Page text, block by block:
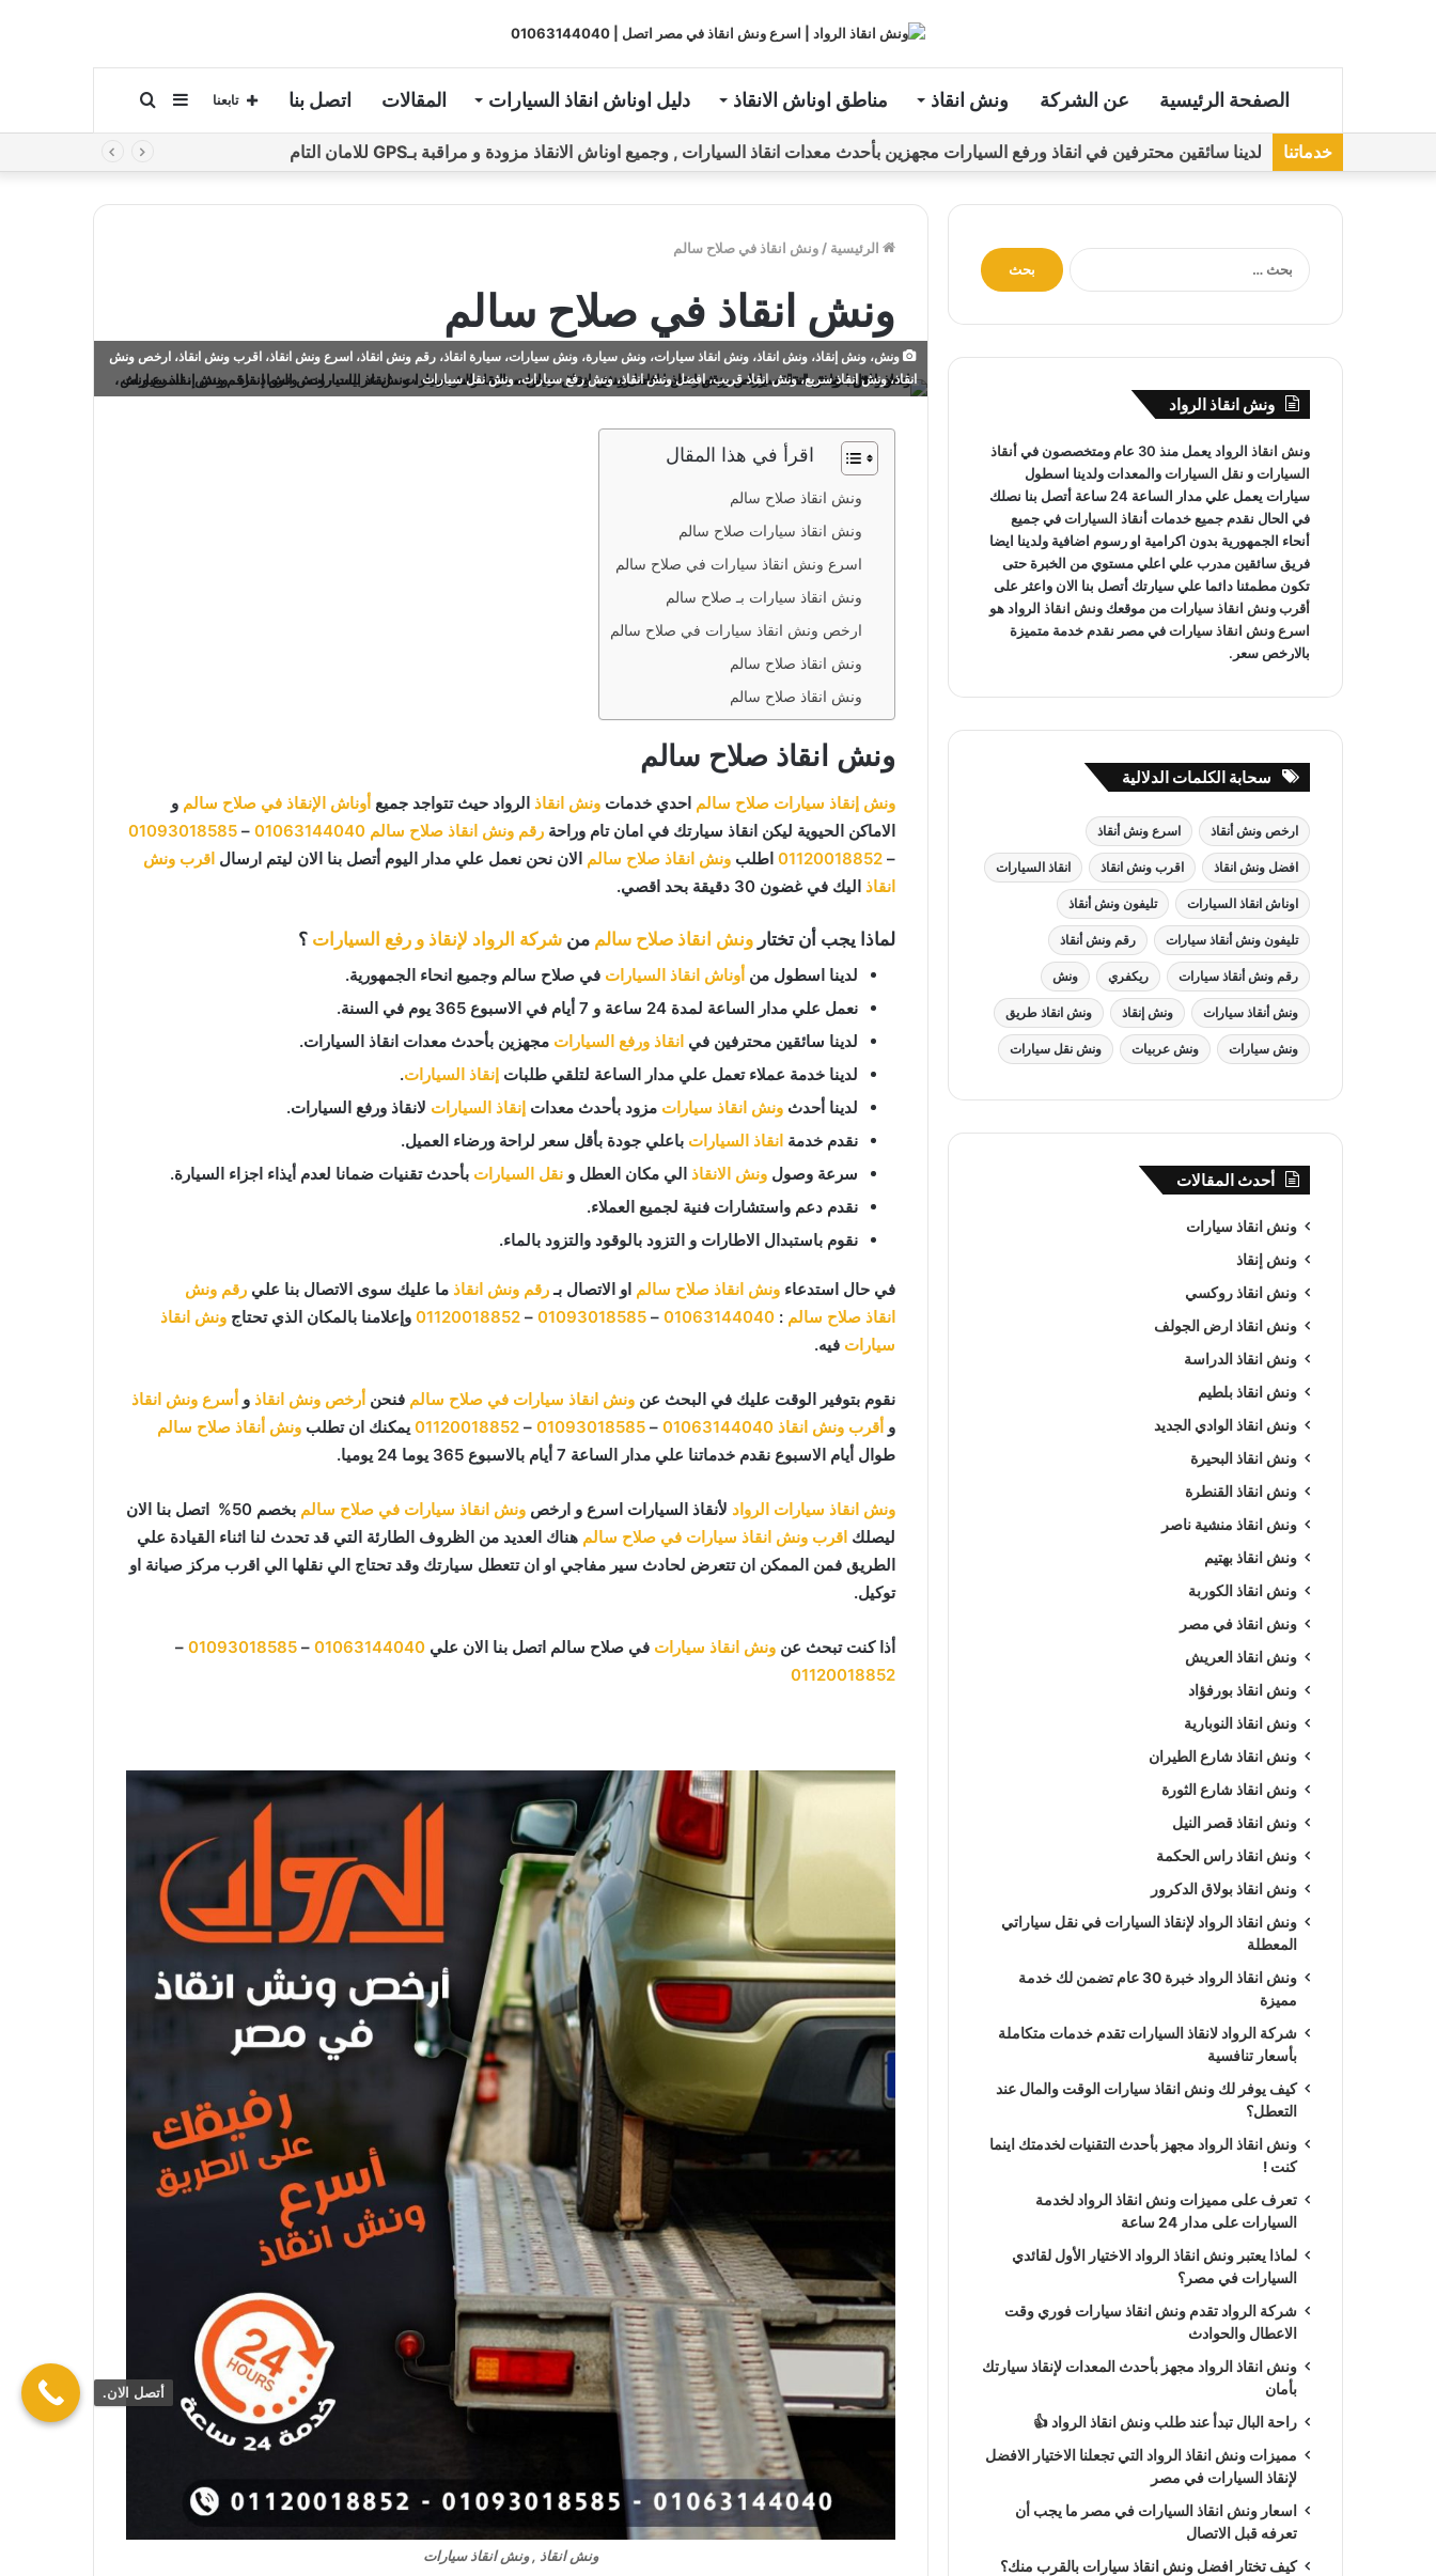
الصفحة الرئيسية عن الشركة ونش انقاذ مناطق اوناش الانقاذ دليل اوناش انقاذ السيارات المقالات اتصل بنا إضافة تابعنا
خدماتنا لدينا سائقين محترفين في انقاذ ورفع السيارات مجهزين بأحدث معدات انقاذ السيارات , وجميع اوناش الانقاذ مزودة و مراقبة بـGPS للامان التام
الرئيسية / ونش انقاذ في صلاح سالم
ونش انقاذ في صلاح سالم
ونش، ونش إنقاذ، ونش انقاذ، ونش انقاذ سيارات، ونش سيارة، ونش سيارات، سيارة انقاذ، رقم ونش انقاذ، اسرع ونش انقاذ، اقرب ونش انقاذ، ارخص ونش
انقاذ، ونش انقاذ سريع، ونش انقاذ قريب، افضل ونش انقاذ، ونش رفع سيارات، ونش نقل سيارات
اقرأ في هذا المقال
ونش انقاذ صلاح سالم
ونش انقاذ سيارات صلاح سالم
اسرع ونش انقاذ سيارات في صلاح سالم
ونش انقاذ سيارات بـ صلاح سالم
ارخص ونش انقاذ سيارات في صلاح سالم
ونش انقاذ صلاح سالم
ونش انقاذ صلاح سالم
ونش انقاذ صلاح سالم
ونش إنقاذ سيارات صلاح سالم احدي خدمات ونش انقاذ الرواد حيث تتواجد جميع أوناش الإنقاذ في صلاح سالم و
الاماكن الحيوية ليكن انقاذ سيارتك في امان تام وراحة رقم ونش انقاذ صلاح سالم 01063144040
–
01093018585
–
01120018852 اطلب ونش انقاذ صلاح سالم الان نحن نعمل علي مدار اليوم أتصل بنا الان ليتم ارسال اقرب ونش
انقاذ اليك في غضون 30 دقيقة بحد اقصي.
لماذا يجب أن تختار ونش انقاذ صلاح سالم من شركة الرواد لإنقاذ و رفع السيارات ؟
لدينا اسطول من أوناش انقاذ السيارات في صلاح سالم وجميع انحاء الجمهورية.
نعمل علي مدار الساعة لمدة 24 ساعة و 7 أيام في الاسبوع 365 يوم في السنة.
لدينا سائقين محترفين في انقاذ ورفع السيارات مجهزين بأحدث معدات انقاذ السيارات.
لدينا خدمة عملاء تعمل علي مدار الساعة لتلقي طلبات إنقاذ السيارات.
لدينا أحدث ونش انقاذ سيارات مزود بأحدث معدات إنقاذ السيارات لانقاذ ورفع السيارات.
نقدم خدمة انقاذ السيارات باعلي جودة بأقل سعر لراحة ورضاء العميل.
سرعة وصول ونش الانقاذ الي مكان العطل و نقل السيارات بأحدث تقنيات ضمانا لعدم أيذاء اجزاء السيارة.
نقدم دعم واستشارات فنية لجميع العملاء.
نقوم باستبدال الاطارات و التزود بالوقود والتزود بالماء.
في حال استدعاء ونش انقاذ صلاح سالم او الاتصال بـرقم ونش انقاذ ما عليك سوى الاتصال بنا علي رقم ونش
انقاذ صلاح سالم :
01063144040
–
01093018585
–
01120018852 وإعلامنا بالمكان الذي تحتاج ونش انقاذ
سيارات فيه.
نقوم بتوفير الوقت عليك في البحث عن ونش انقاذ سيارات في صلاح سالم فنحن أرخص ونش انقاذ و أسرع ونش انقاذ
و أقرب ونش انقاذ 01063144040
–
01093018585
–
01120018852 يمكنك ان تطلب ونش أنقاذ صلاح سالم
طوال أيام الاسبوع نقدم خدماتنا علي مدار الساعة 7 أيام بالاسبوع 365 يوما 24 يوميا.
ونش انقاذ سيارات الرواد لأنقاذ السيارات اسرع و ارخص ونش انقاذ سيارات في صلاح سالم
بخصم 50% اتصل بنا الان
ليصلك اقرب ونش انقاذ سيارات في صلاح سالم هناك العديد من الظروف الطارئة التي قد تحدث لنا اثناء القيادة علي
الطريق فمن الممكن ان تتعرض لحادث سير مفاجي او ان تتعطل سيارتك وقد تحتاج الي نقلها الي اقرب مركز صيانة او
توكيل.
أذا كنت تبحث عن ونش انقاذ سيارات في صلاح سالم اتصل بنا الان علي 01063144040
–
01093018585
–
01120018852
ونش انقاذ , ونش انقاذ سيارات
ح
ونش انقاذ الرواد
ونش انقاذ الرواد يعمل منذ 30 عام ومتخصصون في
أنقاذ
السياراتو نقل السياراتوالمعدات ولدينا اسطول
سيارات يعمل علي مدار الساعة 24 ساعة أتصل بنا نصلك
في الحال نقدم جميع خدماتأنقاذ السياراتفي جميع
أنحاء الجمهورية بدون اكرامية او رسوم اضافية ولدينا ايضا
فريق سائقين مدرب علي اعلي مستوي من الخبرة حتى
تكون مطمئنا دائما علي سيارتك أتصل بنا الان واعثر على
أقرب ونش انقاذ سياراتمن موقعك ونش انقاذ الرواد هو
اسرع ونش انقاذ سياراتفي مصر نقدم خدمة متميزة
بالارخص سعر.
سحابة الكلمات الدلالية
ارخص ونش أنقاذ اسرع ونش أنقاذ
افضل ونش انقاذ اقرب ونش انقاذ انقاذ السيارات
اوناش انقاذ السيارات تليفون ونش أنقاذ
تليفون ونش أنقاذ سيارات رقم ونش أنقاذ
رقم ونش أنقاذ سيارات ريكفري ونش
ونش أنقاذ سيارات ونش إنقاذ ونش انقاذ طريق
ونش سيارات ونش عربيات ونش نقل سيارات
أحدث المقالات
ونش انقاذ سيارات
ونش إنقاذ
ونش انقاذ روكسي
ونش انقاذ ارض الجولف
ونش انقاذ الدراسة
ونش انقاذ بلطيم
ونش انقاذ الوادي الجديد
ونش انقاذ البحيرة
ونش انقاذ القنطرة
ونش انقاذ منشية ناصر
ونش انقاذ بهتيم
ونش انقاذ الكوربة
ونش انقاذ في مصر
ونش انقاذ العريش
ونش انقاذ بورفؤاد
ونش انقاذ النوبارية
ونش انقاذ شارع الطيران
ونش انقاذ شارع الثورة
ونش انقاذ قصر النيل
ونش انقاذ راس الحكمة
ونش انقاذ بولاق الدكرور
ونش انقاذ الرواد لإنقاذ السيارات في نقل سياراتي
المعطلة
ونش انقاذ الرواد خبرة 30 عام تضمن لك خدمة
مميزة
شركة الرواد لانقاذ السيارات تقدم خدمات متكاملة
بأسعار تنافسية
كيف يوفر لك ونش انقاذ سيارات الوقت والمال عند
التعطل؟
ونش انقاذ الرواد مجهز بأحدث التقنيات لخدمتك اينما
كنت !
تعرف على مميزات ونش انقاذ الرواد لخدمة
السيارات على مدار 24 ساعة
لماذا يعتبر ونش انقاذ الرواد الاختيار الأول لقائدي
السيارات في مصر؟
شركة الرواد تقدم ونش انقاذ سيارات فوري وقت
الاعطال والحوادث
ونش انقاذ الرواد مجهز بأحدث المعدات لإنقاذ سيارتك
بأمان
راحة البال تبدأ عند طلب ونش انقاذ الرواد 👍
مميزات ونش انقاذ الرواد التي تجعلنا الاختيار الافضل
لإنقاذ السيارات في مصر
اسعار ونش انقاذ السيارات في مصر ما يجب أن
تعرفه قبل الاتصال
كيف تختار افضل ونش انقاذ سيارات بالقرب منك؟
أتصل الان.